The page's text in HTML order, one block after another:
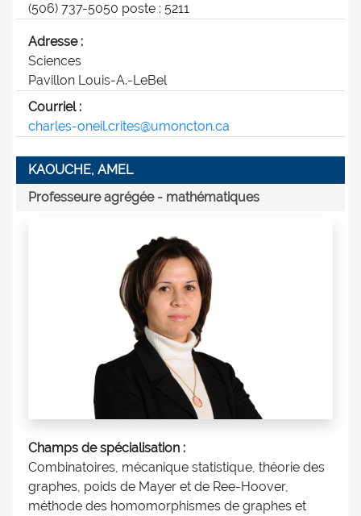
(506) 737-5050 poste : 5211
Adresse :
Sciences
Pavillon Louis-A.-LeBel
Courriel :
charles-oneil.crites@umoncton.ca
KAOUCHE, AMEL
Professeure agrégée - mathématiques
Champs de spécialisation :
Combinatoires, mécanique statistique, théorie des
graphes, poids de Mayer et de Ree-Hoover,
méthode des homomorphismes de graphes et